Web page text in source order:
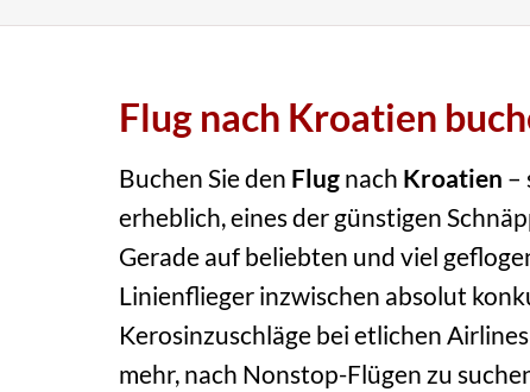
Flug nach Kroatien
Buchen Sie den Flugnach Kroatien –
erheblich, eines der günstigen
Gerade auf beliebten und viel
Linienflieger inzwischen absolut
Kerosinzuschläge bei etlichen
mehr, nach Nonstop-Flügen zu